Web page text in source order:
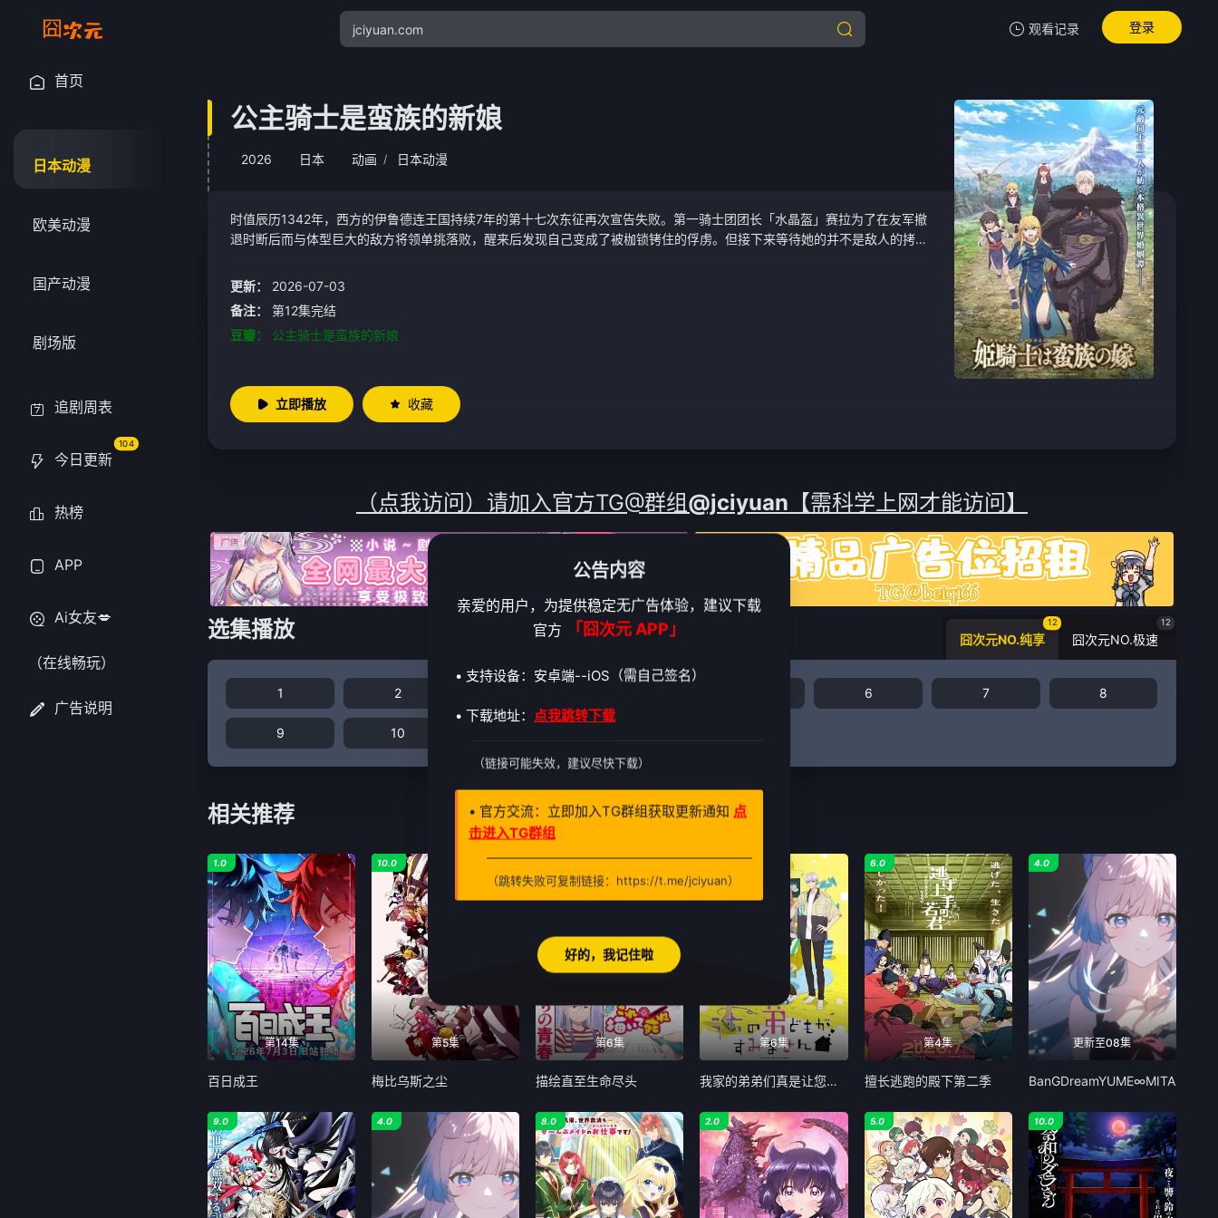
观看记录
暂无观看影片的记录
登录
首页
日本动漫
欧美动漫
国产动漫
剧场版
追剧周表
今日更新
104
热榜
APP
Ai女友💋
（在线畅玩）
广告说明
公主骑士是蛮族的新娘
2026 日本 动画 / 日本动漫
时值辰历1342年，西方的伊鲁德连王国持续7年的第十七次东征再次宣告失败。第一骑士团团长「水晶盔」赛拉为了在友军撤
退时断后而与体型巨大的敌方将领单挑落败，醒来后发现自己变成了被枷锁铐住的俘虏。但接下来等待她的并不是敌人的拷问
更新：
2026-07-03
备注：
第12集完结
豆瓣：
公主骑士是蛮族的新娘
立即播放 收藏
（点我访问）请加入官方TG@群组@jciyuan 【需科学上网才能访问】
选集播放 囧次元NO.纯享
12
囧次元NO.极速
12
1 2 6 7 8
9 10
相关推荐
第14集
1.0
百日成王
第5集
10.0
梅比乌斯之尘
第6集
7.0
描绘直至生命尽头
第6集
6.0
我家的弟弟们真是让您费心了
第4集
6.0
擅长逃跑的殿下第二季
更新至08集
4.0
BanGDreamYUME∞MITA
9.0 4.0 8.0 2.0 5.0 10.0
公告内容
亲爱的用户，为提供稳定无广告体验，建议下载
官方
「囧次元 APP」
• 支持设备：安卓端--iOS（需自己签名）
• 下载地址： 点我跳转下载
（链接可能失效，建议尽快下载）
• 官方交流：立即加入TG群组获取更新通知 点
击进入TG群组
（跳转失败可复制链接：https://t.me/jciyuan）
好的，我记住啦